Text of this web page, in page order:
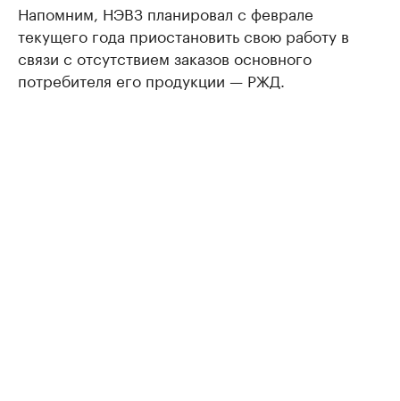
Напомним, НЭВЗ планировал с феврале
текущего года приостановить свою работу в
связи с отсутствием заказов основного
потребителя его продукции — РЖД.